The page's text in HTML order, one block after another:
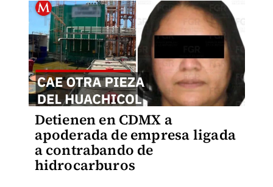
Detienen en CDMX a
apoderada de empresa ligada
a contrabando de
hidrocarburos